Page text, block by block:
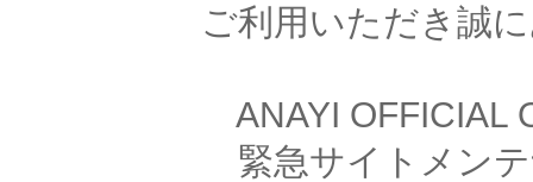
ご利用いただき誠
ANAYI OFFICIAL
緊急サイトメン